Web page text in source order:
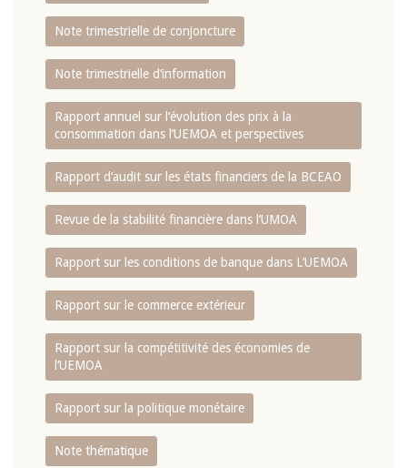
Note trimestrielle de conjoncture
Note trimestrielle d‘information
Rapport annuel sur l‘évolution des prix à la
consommation dans l‘UEMOA et perspectives
Rapport d‘audit sur les états financiers de la BCEAO
Revue de la stabilité financière dans l‘UMOA
Rapport sur les conditions de banque dans L‘UEMOA
Rapport sur le commerce extérieur
Rapport sur la compétitivité des économies de
l‘UEMOA
Rapport sur la politique monétaire
Note thématique